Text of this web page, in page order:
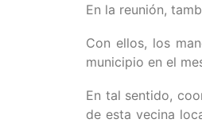
En la reunión,
Con ellos, los
municipio en el
En tal sentido,
de esta vecina